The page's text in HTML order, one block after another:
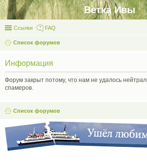
Ветка Ивы
Ссылки FAQ
Список форумов
Информация
Форум закрыт потому, что нам не удалось
спамеров.
Список форумов